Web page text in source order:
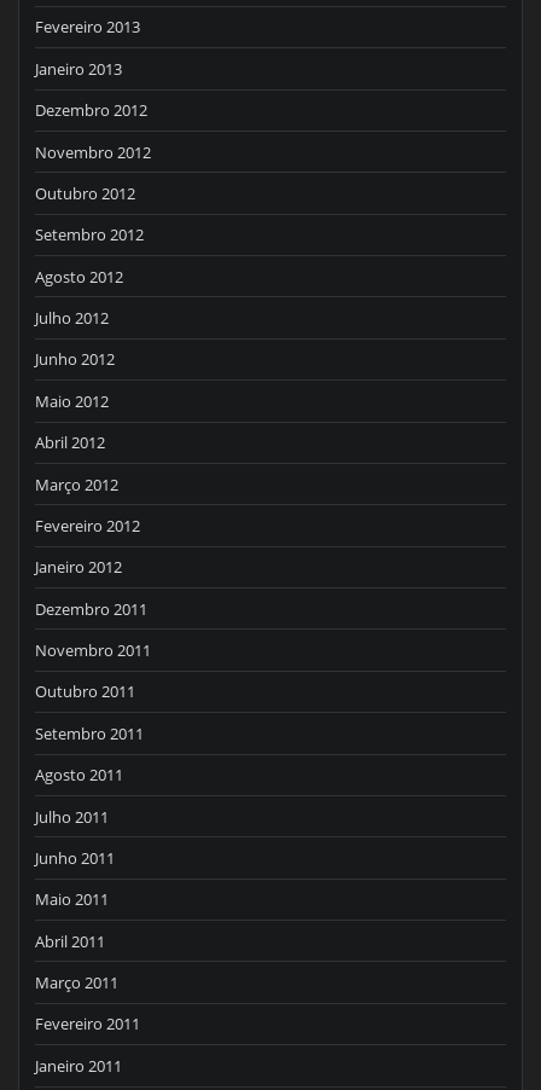
Fevereiro 2013
Janeiro 2013
Dezembro 2012
Novembro 2012
Outubro 2012
Setembro 2012
Agosto 2012
Julho 2012
Junho 2012
Maio 2012
Abril 2012
Março 2012
Fevereiro 2012
Janeiro 2012
Dezembro 2011
Novembro 2011
Outubro 2011
Setembro 2011
Agosto 2011
Julho 2011
Junho 2011
Maio 2011
Abril 2011
Março 2011
Fevereiro 2011
Janeiro 2011